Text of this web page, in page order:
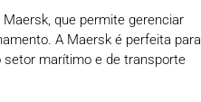
que permite gerenciar
A Maersk é perfeita para
marítimo e de transporte